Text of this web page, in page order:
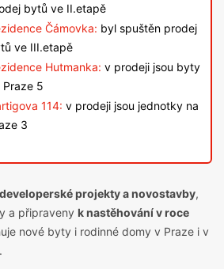
bytů ve II.etapě
Čámovka: byl spuštěn prodej
ve III.etapě
Hutmanka: v prodeji jsou byty
Praze 5
114: v prodeji jsou jednotky na
3
developerské projekty a novostavby,
a připraveny k nastěhování v roce
nové byty i rodinné domy v Praze i v